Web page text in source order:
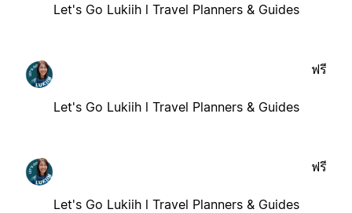
Let's Go Lukiih l Travel Planners & Guides
Let's Go Lukiih l Travel Planners & Guides
ฟรี
Let's Go Lukiih l Travel Planners & Guides
ฟรี